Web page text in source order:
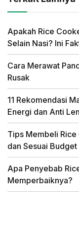
Apakah Rice
Selain Nasi? Ini
Cara Merawat
Rusak
11 Rekomendasi
Energi dan Anti
Tips Membeli
dan Sesuai Budget
Apa Penyebab
Memperbaiknya?